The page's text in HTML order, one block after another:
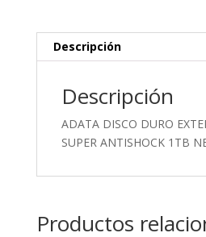
cantidad
Descripción
Descripción
ADATA DISCO DURO
SUPER ANTISHOCK 1TB
Productos